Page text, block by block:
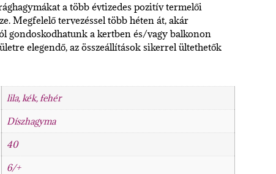
a több évtizedes pozitív termelői
Megfelelő tervezéssel több héten át, akár
gondoskodhatunk a kertben és/vagy balkonon
elegendő, az összeállítások sikerrel ültethetők
lila, kék, fehér
Díszhagyma
40
6/+